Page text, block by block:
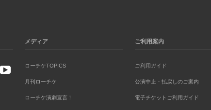
メディア
ローチケTOPICS
月刊ローチケ
ローチケ演劇宣言！
ご利用案内
ご利用ガイド
公演中止・払戻しのご案内
電子チケットご利用ガイド